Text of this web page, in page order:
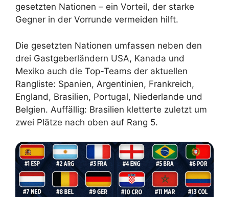
gesetzten Nationen – ein Vorteil, der starke
Gegner in der Vorrunde vermeiden hilft.
Die gesetzten Nationen umfassen neben den
drei Gastgeberländern USA, Kanada und
Mexiko auch die Top-Teams der aktuellen
Rangliste: Spanien, Argentinien, Frankreich,
England, Brasilien, Portugal, Niederlande und
Belgien. Auffällig: Brasilien kletterte zuletzt um
zwei Plätze nach oben auf Rang 5.